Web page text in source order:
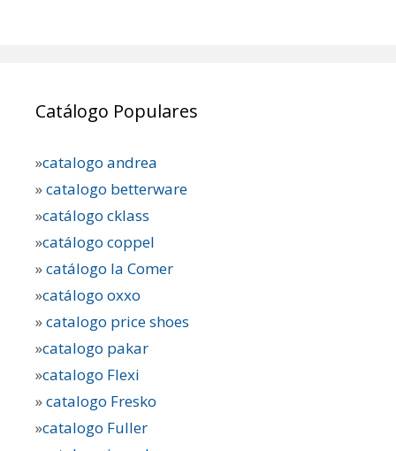
Catálogo Populares
»catalogo andrea
»catalogo betterware
»catálogo cklass
»catálogo coppel
»catálogo la Comer
»catálogo oxxo
»catalogo price shoes
»catalogo pakar
»catalogo Flexi
»catalogo Fresko
»catalogo Fuller